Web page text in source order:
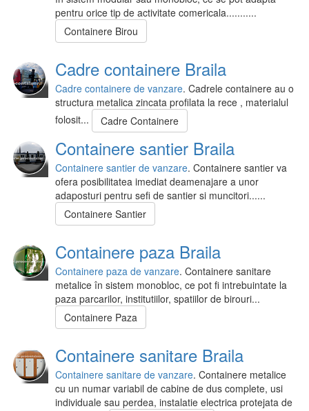
pentru orice tip de activitate comericala...........
Containere Birou
Cadre containere Braila
Cadre containere de vanzare. Cadrele containere au o
structura metalica zincata profilata la rece , materialul
folosit...
Cadre Containere
Containere santier Braila
Containere santier de vanzare. Containere santier va
ofera posibilitatea imediat deamenajare a unor
adaposturi pentru sefi de santier si muncitori......
Containere Santier
Containere paza Braila
Containere paza de vanzare. Containere sanitare
metalice în sistem monobloc, ce pot fi intrebuintate la
paza parcarilor, institutiilor, spatiilor de birouri...
Containere Paza
Containere sanitare Braila
Containere sanitare de vanzare. Containere metalice
cu un numar variabil de cabine de dus complete, usi
individuale sau perdea, instalatie electrica protejata de